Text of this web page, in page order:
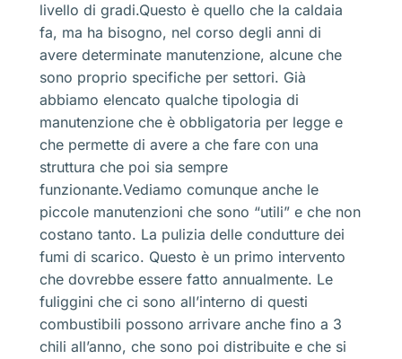
livello di gradi.Questo è quello che la caldaia
fa, ma ha bisogno, nel corso degli anni di
avere determinate manutenzione, alcune che
sono proprio specifiche per settori. Già
abbiamo elencato qualche tipologia di
manutenzione che è obbligatoria per legge e
che permette di avere a che fare con una
struttura che poi sia sempre
funzionante.Vediamo comunque anche le
piccole manutenzioni che sono “utili” e che non
costano tanto. La pulizia delle condutture dei
fumi di scarico. Questo è un primo intervento
che dovrebbe essere fatto annualmente. Le
fuliggini che ci sono all’interno di questi
combustibili possono arrivare anche fino a 3
chili all’anno, che sono poi distribuite e che si